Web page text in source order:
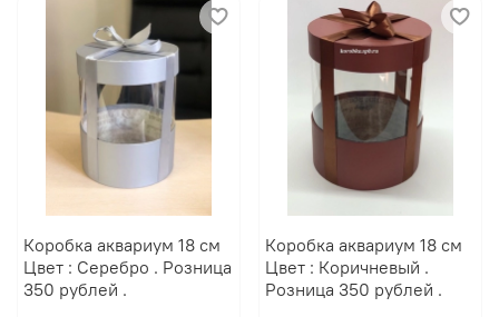
Коробка аквариум 18 см
Цвет : Серебро . Розница
350 рублей .
Коробка аквариум 18 см
Цвет : Коричневый .
Розница 350 рублей .